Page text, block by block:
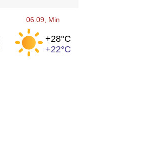
06.09 , Min
+28°C
+22°C